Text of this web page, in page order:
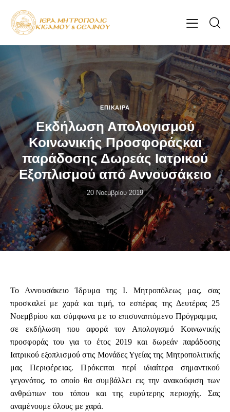
ΕΠΊΚΑΙΡΑ
Εκδήλωση Απολογισμού
Κοινωνικής Προσφοράςκαι
παράδοσης Δωρεάς Ιατρικού
Εξοπλισμού από Αννουσάκειο
20 Νοεμβρίου 2019
Το Αννουσάκειο Ίδρυμα της Ι. Μητροπόλεως μας, σας
προσκαλεί με χαρά και τιμή, το εσπέρας της Δευτέρας 25
Νοεμβρίου και σύμφωνα με το επισυναπτόμενο Πρόγραμμα,
σε εκδήλωση που αφορά τον Απολογισμό Κοινωνικής
προσφοράς του για το έτος 2019 και δωρεάν παράδοσης
Ιατρικού εξοπλισμού στις Μονάδες Υγείας της Μητροπολιτικής
μας Περιφέρειας. Πρόκειται περί ιδιαίτερα σημαντικού
γεγονότος, το οποίο θα συμβάλλει εις την ανακούφιση των
ανθρώπων του τόπου και της ευρύτερης περιοχής. Σας
αναμένουμε όλους με χαρά.